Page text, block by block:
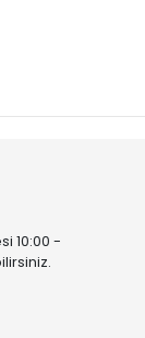
10:00 -